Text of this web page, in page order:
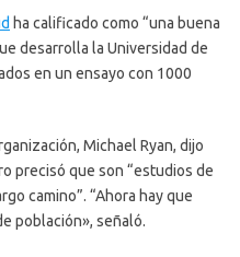
ha calificado como “una buena
desarrolla la Universidad de
en un ensayo con 1000
Michael Ryan, dijo
precisó que son “estudios de
camino”. “Ahora hay que
población», señaló.